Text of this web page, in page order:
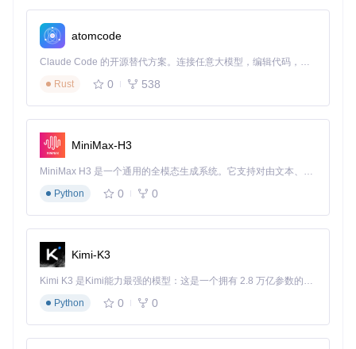
室，各模块承担特定功能：
1. 诊断模块（系统信息面板）
关键指标：
驱动版本与编译日期
显存容量与位宽
2. 治疗模块（参数调节面板）
功能定位
：针对不同"症状"调整治疗方案
核心参数分类：
同步控制组：垂直同步、预渲染帧数等"神经系统"调节
抗锯齿组：MSAA、FXAA等"视觉矫正"设置
纹理过滤组：各向异性过滤、LOD偏置等"细节增强"参数
atomcode
Claude Code 的开源替代方案。连接任意大模型，编辑代码，运行命令，自动验证 — 全自动执行。用 Rust 构建，极致性能。 ｜ An open-source alternative to Claude Code. Connect any LLM, edit code, run commands, and verify changes — autonomously. Built in Rust for speed. Get Started
Rust
0 538
MiniMax-H3
MiniMax H3 是一个通用的全模态生成系统。它支持对由文本、图像、视频和音频组成的多模态上下文进行统一理解，并能生成分辨率高达 2K、时长可达 15 秒的带原生立体声音频的视频。得益于面向任务泛化的系统设计，H3 在预训练阶段就已具备广泛的多模态上下文理解与生成能力，能够出色地执行复杂的多模态指令。
Python
0 0
Kimi-K3
Kimi K3 是Kimi能力最强的模型：这是一个拥有 2.8 万亿参数的混合专家（MoE）模型，具备原生视觉理解能力，并支持 100 万 token 的上下文窗口。
Python
0 0